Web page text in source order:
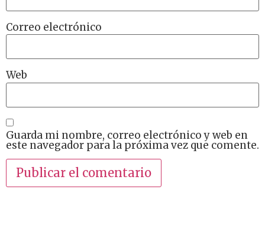
Correo electrónico
Web
Guarda mi nombre, correo electrónico y web en
este navegador para la próxima vez que comente.